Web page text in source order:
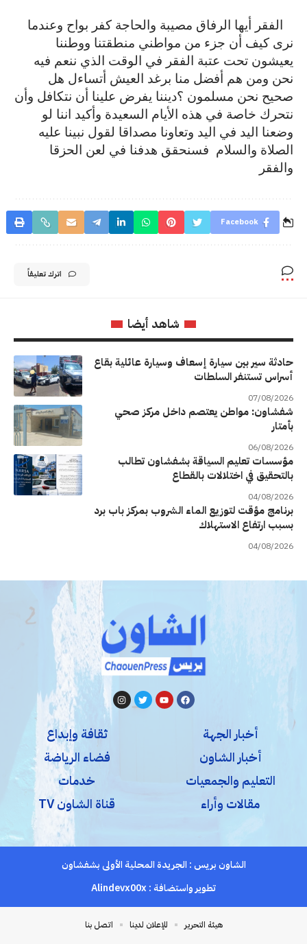
الفقر أيها الرفاق مصيبة والحاجة كفر بواح وعندما
نرى كيف أن جزء من مواطني منطقتنا ووطننا
يعيشون تحت عتبة الفقر في الوقت الذي ننعم فيه
نحن ومن هم أفضل منا برغد العيش أتساءل هل
صحيح نحن مسلمون ؟ديننا يفرض علينا أن نتكافل وأن
نتحرك خاصة في هذه الأيام السعيدة وأكيد اننا لو
وضعنا اليد في اليد وتعاونا مصداقا لقول نبينا عليه
الصلاة والسلام فسنحقق هدفنا في لعن الحزقا
والفقر
Facebook
اترك تعليقاً
شاهد أيضا
حادثة سير بين سيارة إسعاف وسيارة عائلية بقاع
أسراس تستنفر السلطات
07/08/2026
شفشاون: مواطن يعتصم داخل مركز صحي
بأمتار
06/08/2026
مؤسسات تعليم السياقة بشفشاون تطالب
بالتحقيق في اختلالات بالقطاع
04/08/2026
برنامج مؤقت لتوزيع الماء الشروب بمركز باب برد
بسبب ارتفاع الاستهلاك
04/08/2026
أخبار الجهة
أخبار الشاون
التعليم والجمعيات
مقالات وأراء
ثقافة وإبداع
فضاء الرياضة
خدمات
قناة الشاون TV
الشاون بريس : الجريدة المحلية الأولى بشفشاون
تطوير واستضافة : Alindevx00x
هيئة التحرير للإعلان لدينا اتصل بنا